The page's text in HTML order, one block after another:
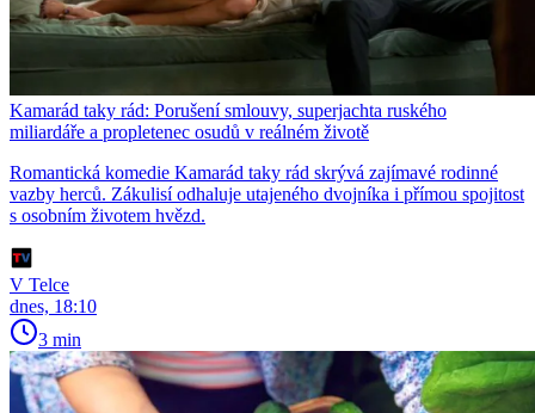
Kamarád taky rád: Porušení smlouvy, superjachta ruského
miliardáře a propletenec osudů v reálném životě
Romantická komedie Kamarád taky rád skrývá zajímavé rodinné
vazby herců. Zákulisí odhaluje utajeného dvojníka i přímou spojitost
s osobním životem hvězd.
V Telce
dnes, 18:10
3 min